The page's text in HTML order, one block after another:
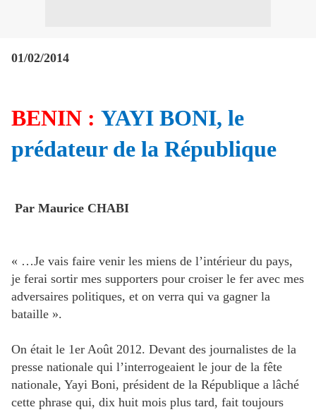
01/02/2014
BENIN : YAYI BONI, le
prédateur de la République
Par Maurice CHABI
« …Je vais faire venir les miens de l’intérieur du pays,
je ferai sortir mes supporters pour croiser le fer avec mes
adversaires politiques, et on verra qui va gagner la
bataille ».
On était le 1er Août 2012. Devant des journalistes de la
presse nationale qui l’interrogeaient le jour de la fête
nationale, Yayi Boni, président de la République a lâché
cette phrase qui, dix huit mois plus tard, fait toujours